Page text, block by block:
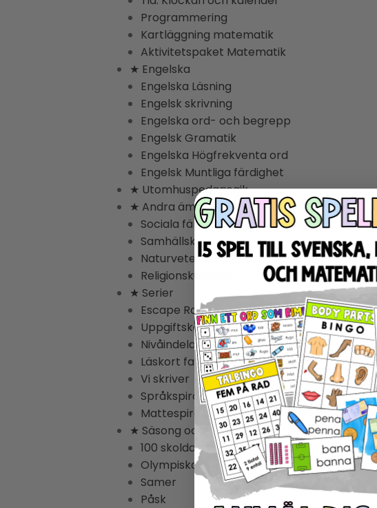
Programmering
Kartläggning matematik
Aktivitetspaket Matematik
★ Engelska
Engelska Läsning
Engelsk skrivning
Engelska ord- och begrepp
Engelsk Gramatik
Engelska Högfrekventa ord
Engelsk Muntliga färdighet
★ Utomhuspedagogik
★ Andra ämnen
Sociala färdigheter
Samhällskunskap
Naturvetenskap
Religionskunskap
★ Serier
Escape Rooms
Uppgiftskort Svenska
Nivåindelade Lästexter
Läskort fakta
Vi skriver
Språkspiralen
Mattespiralen
★ Säsong och högtider
100 skoldagar
Olympiska Spelen
Samer
Påsk